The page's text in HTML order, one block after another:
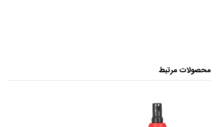
محدوده اندازه گیری دما: -10 ~ 60 ℃ / 14 ~ 140 ℉
محدوده اندازه گیری رطوبت: 0 ~ 100٪ RH
محصولات مرتبط